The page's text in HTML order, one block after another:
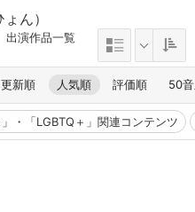
ん）
出演作品一覧
更新順 人気順 評価順 50
」・「LGBTQ＋」関連コンテンツ